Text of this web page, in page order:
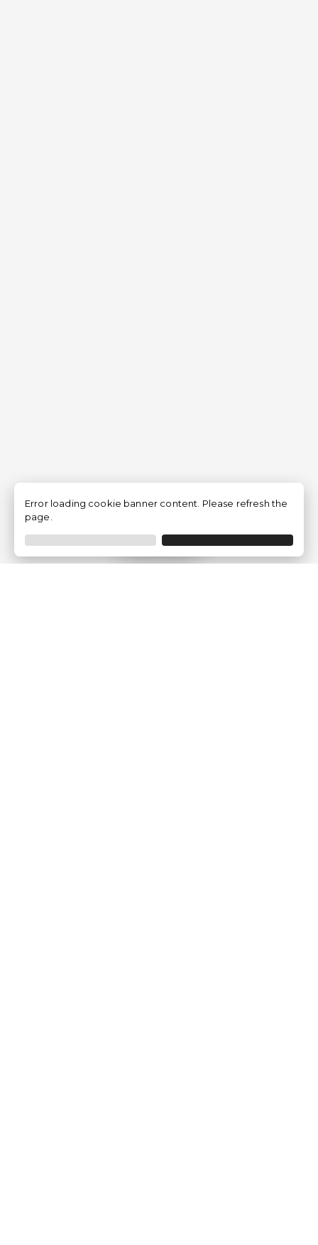
Filtrer
Error loading cookie banner content. Please refresh the
page.